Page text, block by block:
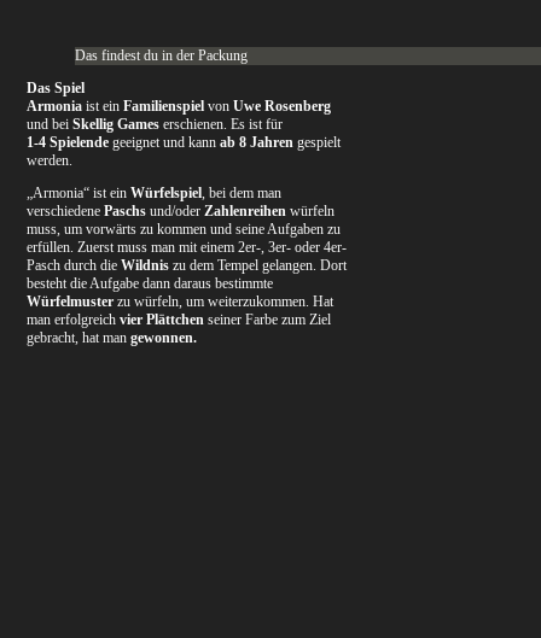
Das findest du in der Packung
Das Spiel
Armoniaist ein Familienspiel vonUwe Rosenberg
und beiSkellig Games erschienen. Es ist für
1-4 Spielendegeeignet und kannab 8 Jahren gespielt
werden.
„Armonia“ ist einWürfelspiel, bei dem man
verschiedenePaschs und/oderZahlenreihen würfeln
muss, um vorwärts zu kommen und seine Aufgaben zu
erfüllen. Zuerst muss man mit einem 2er-, 3er- oder 4er-
Pasch durch dieWildnis zu dem Tempel gelangen. Dort
besteht die Aufgabe dann daraus bestimmte
Würfelmuster zu würfeln, um weiterzukommen. Hat
man erfolgreichvier Plättchen seiner Farbe zum Ziel
gebracht, hat mangewonnen.